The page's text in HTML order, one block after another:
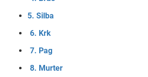
5. Silba
6. Krk
7. Pag
8. Murter